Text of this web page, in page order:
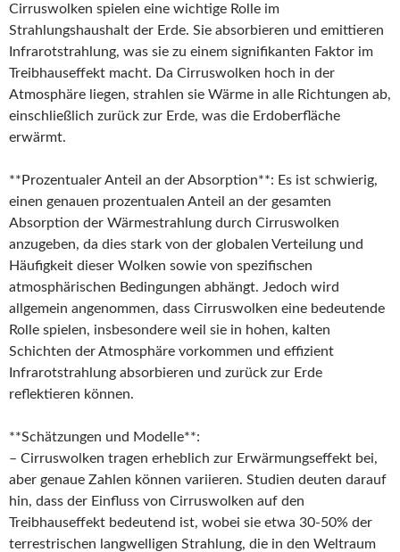
Cirruswolken spielen eine wichtige Rolle im
Strahlungshaushalt der Erde. Sie absorbieren und emittieren
Infrarotstrahlung, was sie zu einem signifikanten Faktor im
Treibhauseffekt macht. Da Cirruswolken hoch in der
Atmosphäre liegen, strahlen sie Wärme in alle Richtungen ab,
einschließlich zurück zur Erde, was die Erdoberfläche
erwärmt.
**Prozentualer Anteil an der Absorption**: Es ist schwierig,
einen genauen prozentualen Anteil an der gesamten
Absorption der Wärmestrahlung durch Cirruswolken
anzugeben, da dies stark von der globalen Verteilung und
Häufigkeit dieser Wolken sowie von spezifischen
atmosphärischen Bedingungen abhängt. Jedoch wird
allgemein angenommen, dass Cirruswolken eine bedeutende
Rolle spielen, insbesondere weil sie in hohen, kalten
Schichten der Atmosphäre vorkommen und effizient
Infrarotstrahlung absorbieren und zurück zur Erde
reflektieren können.
**Schätzungen und Modelle**:
– Cirruswolken tragen erheblich zur Erwärmungseffekt bei,
aber genaue Zahlen können variieren. Studien deuten darauf
hin, dass der Einfluss von Cirruswolken auf den
Treibhauseffekt bedeutend ist, wobei sie etwa 30-50% der
terrestrischen langwelligen Strahlung, die in den Weltraum